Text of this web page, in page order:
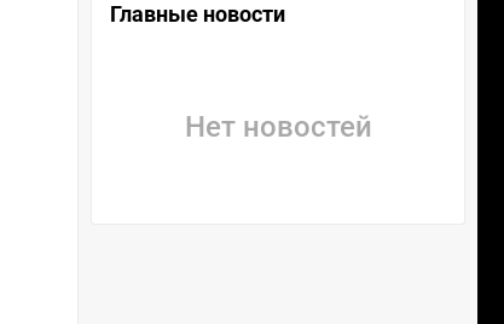
Главные новости
Нет новостей